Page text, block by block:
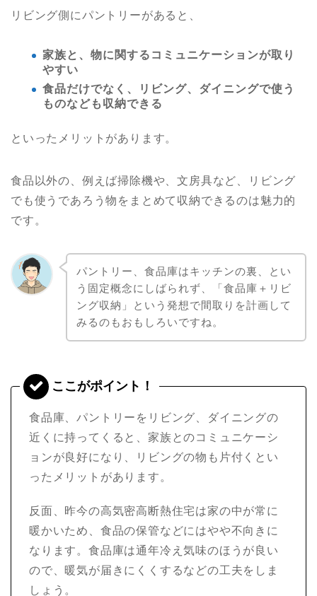
リビング側にパントリーがあると、
家族と、物に関するコミュニケーションが取り
やすい
食品だけでなく、リビング、ダイニングで使う
ものなども収納できる
といったメリットがあります。
食品以外の、例えば掃除機や、文房具など、リビング
でも使うであろう物をまとめて収納できるのは魅力的
です。
パントリー、食品庫はキッチンの裏、とい
う固定概念にしばられず、「食品庫＋リビ
ング収納」という発想で間取りを計画して
みるのもおもしろいですね。
食品庫、パントリーをリビング、ダイニングの
近くに持ってくると、家族とのコミュニケーシ
ョンが良好になり、リビングの物も片付くとい
ったメリットがあります。
反面、昨今の高気密高断熱住宅は家の中が常に
暖かいため、食品の保管などにはやや不向きに
なります。食品庫は通年冷え気味のほうが良い
ので、暖気が届きにくくするなどの工夫をしま
しょう。